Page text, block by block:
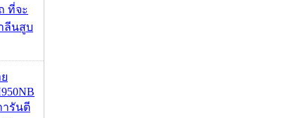
ที่จะ
ลีนสูบ
ารันตี